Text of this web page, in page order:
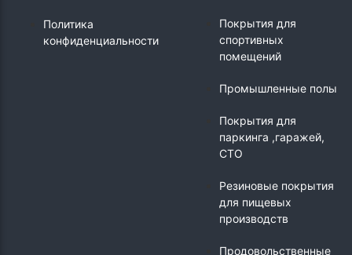
Политика
конфиденциальности
Покрытия для
спортивных
помещений
Промышленные полы
Покрытия для
паркинга ,гаражей,
СТО
Резиновые покрытия
для пищевых
производств
Продовольственные